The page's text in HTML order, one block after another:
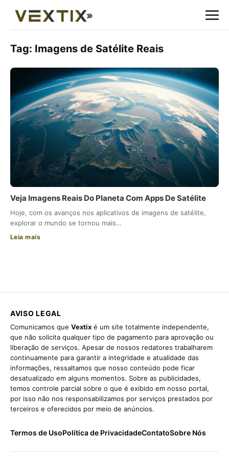
Tag: Imagens de Satélite Reais
Veja Imagens Reais Do Planeta Com Apps De Satélite
Hoje, com os avanços nos aplicativos de imagens de satélite,
explorar o mundo se tornou mais…
Leia mais
AVISO LEGAL
Comunicamos que Vextix é um site totalmente independente,
que não solicita qualquer tipo de pagamento para aprovação ou
liberação de serviços. Apesar de nossos redatores trabalharem
continuamente para garantir a integridade e atualidade das
informações, ressaltamos que nosso conteúdo pode ficar
desatualizado em alguns momentos. Sobre as publicidades,
temos controle parcial sobre o que é exibido em nosso portal,
por isso não nos responsabilizamos por serviços prestados por
terceiros e oferecidos por meio de anúncios.
Termos de UsoPolítica de PrivacidadeContatoSobre Nós